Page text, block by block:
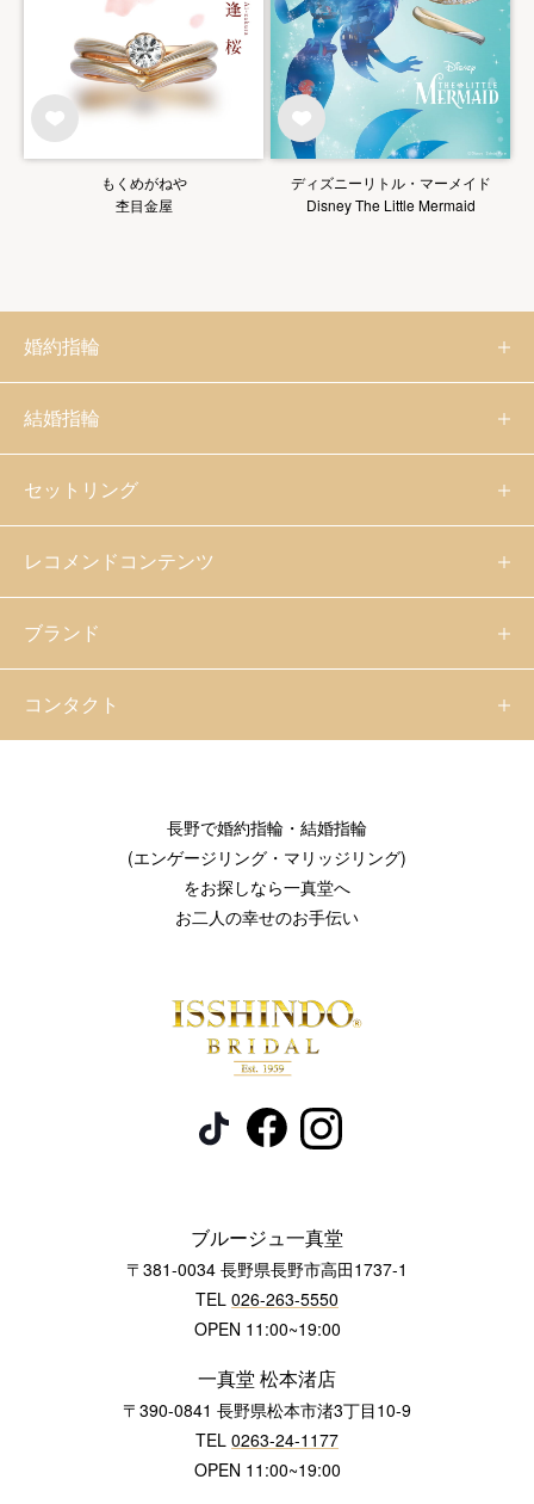
もくめがねや
杢目金屋
ディズニーリトル・マーメイド
Disney The Little Mermaid
婚約指輪
結婚指輪
セットリング
レコメンドコンテンツ
ブランド
コンタクト
長野で婚約指輪・結婚指輪
(エンゲージリング・マリッジリング)
をお探しなら一真堂へ
お二人の幸せのお手伝い
ブルージュ一真堂
〒381-0034 長野県長野市高田1737-1
TEL 026-263-5550
OPEN 11:00~19:00
一真堂 松本渚店
〒390-0841 長野県松本市渚3丁目10-9
TEL 0263-24-1177
OPEN 11:00~19:00